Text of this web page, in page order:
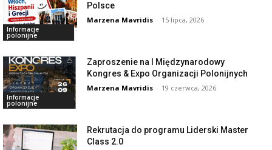
Informacje
polonijne
Polsce
Marzena Mavridis - 15 lipca, 2026
Informacje
polonijne
Zaproszenie na I Międzynarodowy
Kongres & Expo Organizacji Polonijnych
Marzena Mavridis - 19 czerwca, 2026
Rekrutacja do programu Liderski Master
Class 2.0